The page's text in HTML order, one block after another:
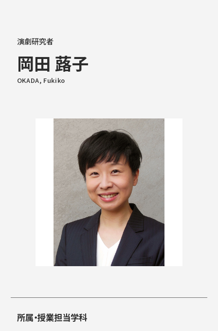
学部学科
教育・社会連携
学生生活・就職
演劇研究者
岡田 蕗子
OKADA, Fukiko
所属・授業担当学科